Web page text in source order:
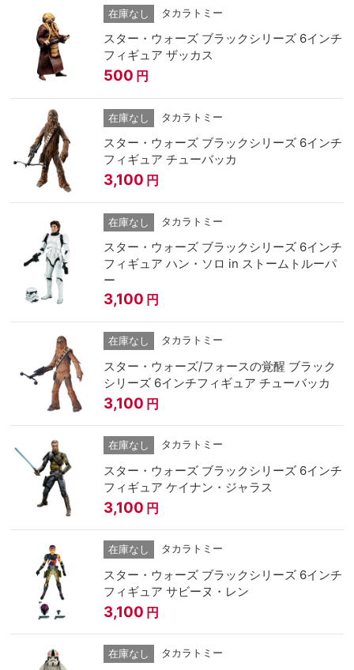
在庫なし タカラトミー
スター・ウォーズ ブラックシリーズ 6インチ
フィギュア ザッカス
500 円
在庫なし タカラトミー
スター・ウォーズ ブラックシリーズ 6インチ
フィギュア チューバッカ
3,100 円
在庫なし タカラトミー
スター・ウォーズ ブラックシリーズ 6インチ
フィギュア ハン・ソロ in ストームトルーパ
ー
3,100 円
在庫なし タカラトミー
スター・ウォーズ/フォースの覚醒 ブラック
シリーズ 6インチフィギュア チューバッカ
3,100 円
在庫なし タカラトミー
スター・ウォーズ ブラックシリーズ 6インチ
フィギュア ケイナン・ジャラス
3,100 円
在庫なし タカラトミー
スター・ウォーズ ブラックシリーズ 6インチ
フィギュア サビーヌ・レン
3,100 円
在庫なし タカラトミー